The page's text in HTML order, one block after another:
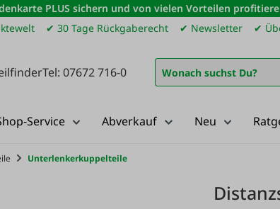
PLUS sichern und von vielen Vorteilen
✔ 30 Tage Rückgaberecht ✔ Newsletter ✔
Tel: 07672 716-0
Service Abverkauf Neu
Unterlenkerkuppelteile